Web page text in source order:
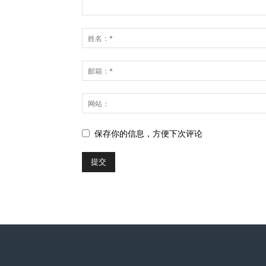
保存你的信息，方便下次评论